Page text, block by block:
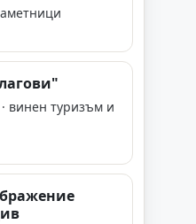
винен туризъм и